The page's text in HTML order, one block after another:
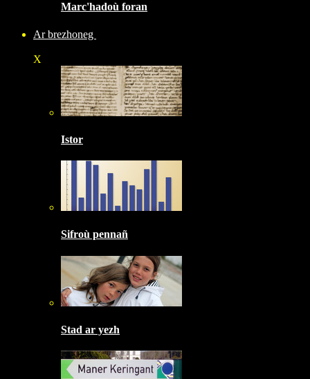
Marc'hadoù foran
Ar brezhoneg
X
Istor
Sifroù pennañ
Stad ar yezh